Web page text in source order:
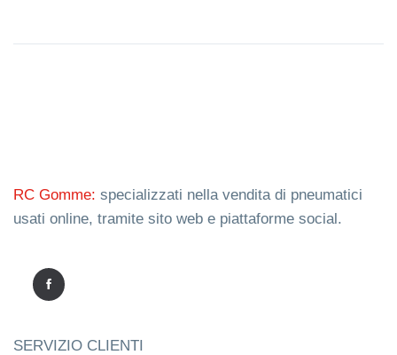
RC Gomme: specializzati nella vendita di pneumatici
usati online, tramite sito web e piattaforme social.
SERVIZIO CLIENTI